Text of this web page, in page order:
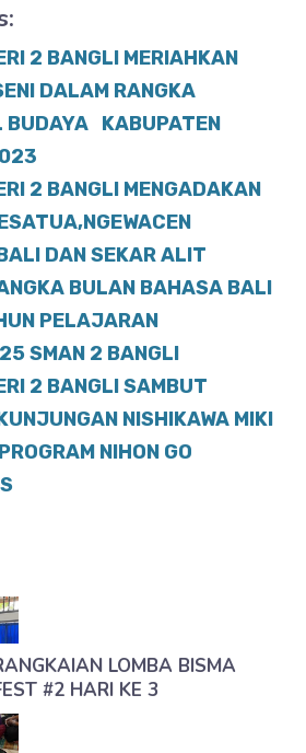
e2 BANGLI MERIAHKAN
DALAM RANGKA
BUDAYA KABUPATEN
2 BANGLI MENGADAKAN
DAN SEKAR ALIT
BULAN BAHASA BALI
PELAJARAN
SMAN 2 BANGLI
2 BANGLI SAMBUT
NISHIKAWA MIKI
NIHON GO
LOMBA BISMA
#2 HARI KE 3